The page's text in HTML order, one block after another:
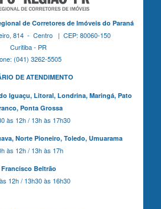
de Corretores de Imóveis do Paraná
814 - Centro | CEP: 80060-150
Curitiba - PR
(041) 3262-5505
DE ATENDIMENTO
Iguaçu,Litoral, Londrina, Maringá, Pato
Ponta Grossa
às 12h / 13h às 17h30
Norte Pioneiro, Toledo, Umuarama
às 12h / 13h às 17h
Francisco Beltrão
12h / 13h30 às 16h30